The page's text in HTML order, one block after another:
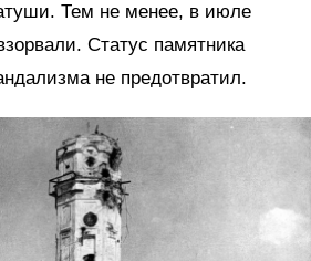
Тем не менее, в июле
Статус памятника
не предотвратил.